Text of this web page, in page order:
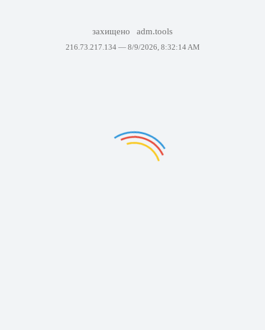
захищено adm.tools
216.73.217.134 — 8/9/2026, 8:32:14 AM